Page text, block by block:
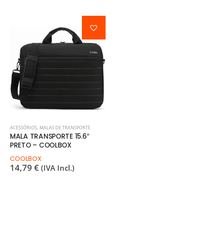
ACESSÓRIOS, MALAS DE TRANSPORTE
MALA TRANSPORTE 15.6″
PRETO – COOLBOX
COOLBOX
14,79 € (IVA Incl.)